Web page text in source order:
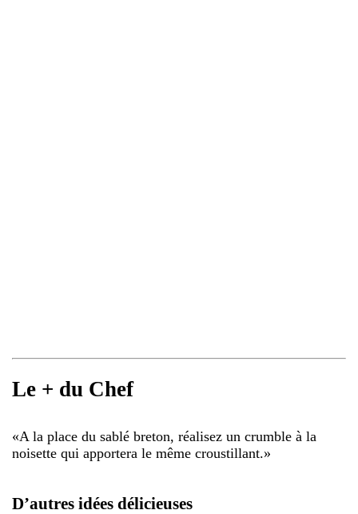
Le + du Chef
«A la place du sablé breton, réalisez un crumble à la
noisette qui apportera le même croustillant.»
D’autres idées délicieuses